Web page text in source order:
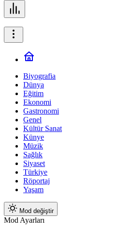
Biyografia
Dünya
Eğitim
Ekonomi
Gastronomi
Genel
Kültür Sanat
Künye
Müzik
Sağlık
Siyaset
Türkiye
Röportaj
Yaşam
Mod değiştir
Mod Ayarları